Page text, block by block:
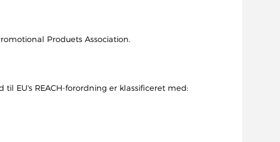
Produets Association.
EU's REACH-forordning er klassificeret med: